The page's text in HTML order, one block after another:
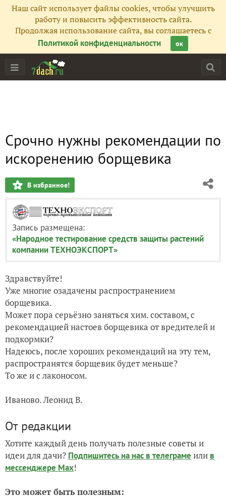
Наш сайт использует файлы cookies, чтобы улучшить
работу и повысить эффективность сайта.
Продолжая использование сайта, вы соглашаетесь с
Политикой конфиденциальности
ок
Срочно нужны рекомендации по
искоренению борщевика
В избранное!
Запись размещена:
«Народное тестирование средств защиты растений
компании ТЕХНОЭКСПОРТ»
Здравствуйте!
Уже многие озадачены распространением
борщевика.
Может пора серьёзно заняться хим. составом, с
рекомендацией настоев борщевика от вредителей и
подкормки?
Надеюсь, после хороших рекомендаций на эту тем,
распространятся борщевик будет меньше?
То же и с лаконосом.
Иваново. Леонид В.
От редакции
Хотите каждый день получать полезные советы и
идеи для дачи? Подпишитесь на нас в телеграме или в
мессенджере Max!
Это может быть полезным: